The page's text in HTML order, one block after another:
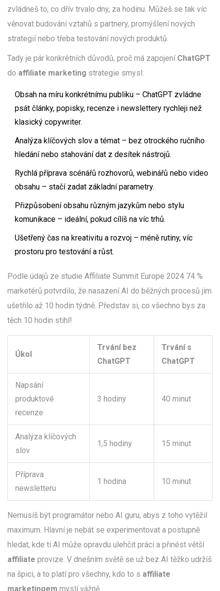
zvládneš to, co dřív trvalo dny, za hodinu. Můžeš se tak víc
věnovat budování vztahů s partnery, promýšlení nových
strategií nebo třeba testování nových produktů.
Tady je pár konkrétních důvodů, proč má zapojení ChatGPT
do affiliate marketing strategie smysl:
Obsah na míru konkrétnímu publiku – ChatGPT zvládne
psát články, popisky, recenze i newslettery rychleji než
klasický copywriter.
Analýza klíčových slov a témat – bez otrockého ručního
hledání nebo stahování dat z desítek nástrojů.
Rychlá příprava scénářů rozhovorů, webinářů nebo video
obsahu – stačí zadat základní parametry.
Přizpůsobení obsahu různým jazykům nebo stylu
komunikace – ideální, pokud cílíš na víc trhů.
Ušetřený čas na kreativitu a rozvoj – méně rutiny, víc
prostoru pro testování a růst.
Podle údajů ze studie Affiliate Summit Europe 2024 74 %
marketérů potvrdilo, že nasazení AI do běžných procesů jim
ušetřilo až 10 hodin týdně. Představ si, co všechno bys za
těch 10 hodin stihl!
Úkol
Trvání bez
ChatGPT
Trvání s
ChatGPT
Napsání
produktové
recenze
3 hodiny 40 minut
Analýza klíčových
slov
1,5 hodiny 15 minut
Příprava
newsletteru
1 hodina 10 minut
Nemusíš být programátor nebo AI guru, abys z toho vytěžil
maximum. Hlavní je nebát se experimentovat a postupně
hledat, kde ti AI může opravdu ulehčit práci a přinést větší
affiliate provize. V dnešním světě se už bez AI těžko udržíš
na špici, a to platí pro všechny, kdo to s affiliate
marketingem myslí vážně.